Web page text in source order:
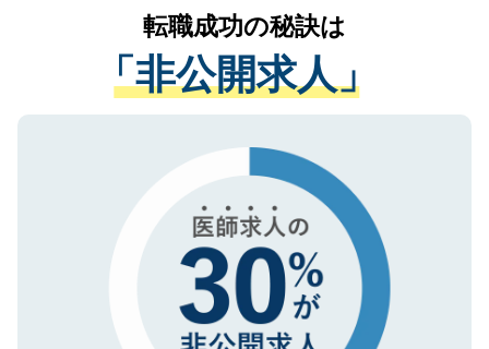
は、個人情報の取り扱いについての厳密な
管理基準を満たした事業者のみに付与され
る、プライバシーマークを取得済みです。
で、機密保持に関してもご安心ください。
かがいして、現在の医療機関の状況や紹介
経験をまじえながら、適切なアドバイスを
させていただきます。すぐにご転職をされ
ない方には、長期的なサポートが可能です
ので、まずはご登録ください。
転職成功の秘訣は
「非公開求人」